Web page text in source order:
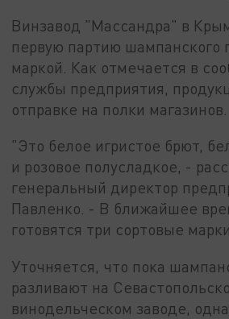
Винзавод "Массандра" в
первую партию шампанского
маркой. Как отмечается в
службы предприятия,
отправке на полки магазинов.
"Это белое игристое брют,
и розовое полусладкое, -
генеральный директор
Павленко. - В ближайшее
готовятся три сортовые
Уточняется, что пока
разливают на
винодельческом заводе,